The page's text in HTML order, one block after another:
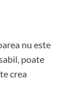
nu este
poate
crea